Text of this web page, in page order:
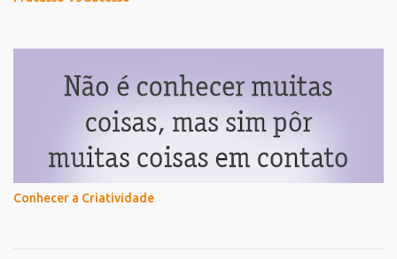
Conhecer a Criatividade